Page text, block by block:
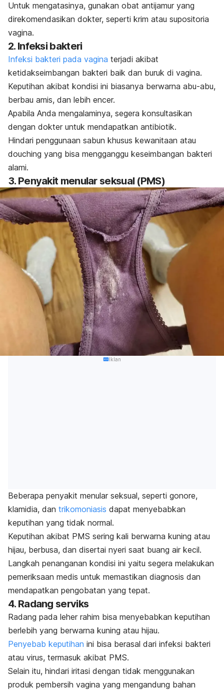
Untuk mengatasinya, gunakan obat antijamur yang
direkomendasikan dokter, seperti krim atau supositoria
vagina.
2. Infeksi bakteri
Infeksi bakteri pada vagina terjadi akibat
ketidakseimbangan bakteri baik dan buruk di vagina.
Keputihan akibat kondisi ini biasanya berwarna abu-abu,
berbau amis, dan lebih encer.
Apabila Anda mengalaminya, segera konsultasikan
dengan dokter untuk mendapatkan antibiotik.
Hindari penggunaan sabun khusus kewanitaan atau
douching yang bisa mengganggu keseimbangan bakteri
alami.
3. Penyakit menular seksual (PMS)
Iklan
Beberapa penyakit menular seksual, seperti gonore,
klamidia, dan trikomoniasis dapat menyebabkan
keputihan yang tidak normal.
Keputihan akibat PMS sering kali berwarna kuning atau
hijau, berbusa, dan disertai nyeri saat buang air kecil.
Langkah penanganan kondisi ini yaitu segera melakukan
pemeriksaan medis untuk memastikan diagnosis dan
mendapatkan pengobatan yang tepat.
4. Radang serviks
Radang pada leher rahim bisa menyebabkan keputihan
berlebih yang berwarna kuning atau hijau.
Penyebab keputihan ini bisa berasal dari infeksi bakteri
atau virus, termasuk akibat PMS.
Selain itu, hindari iritasi dengan tidak menggunakan
produk pembersih vagina yang mengandung bahan